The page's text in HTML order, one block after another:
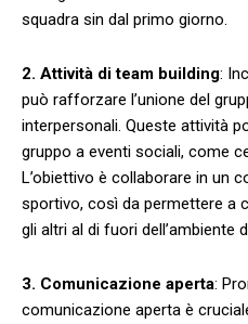
squadra ‍sin‍ dal primo giorno.
2. Attività di⁤ team building:⁤
può​ rafforzare l’unione del
interpersonali.‌ Queste ⁣attività
gruppo a eventi ‌sociali, come
L’obiettivo è collaborare ​in un
sportivo,⁢ così‌ da permettere a
gli altri al di fuori dell’ambiente
3. Comunicazione aperta:
comunicazione aperta‍ è